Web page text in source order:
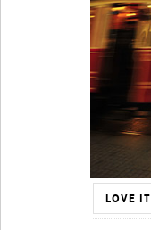
LOVE IT